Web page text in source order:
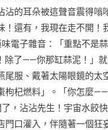
的耳朵被這聲音震得嗡
還有，我現在走不開！
電子雜音：「重點不是
除了——你那缸蒜泥！」
服、戴著太陽眼鏡的太
枸杞燃料」。「你怎麼
，沾沾先生！宇宙水餃
口灌入，伴隨著一個狂